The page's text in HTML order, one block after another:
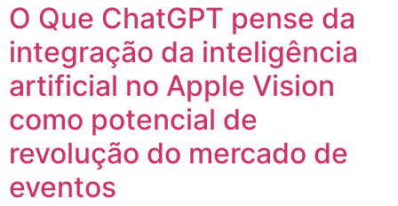
O Que ChatGPT pense da
integração da inteligência
artificial no Apple Vision
como potencial de
revolução do mercado de
eventos